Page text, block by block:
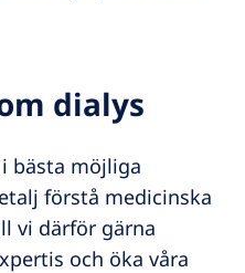
dialys
bästa möjliga
förstå medicinska
vi därför gärna
och öka våra